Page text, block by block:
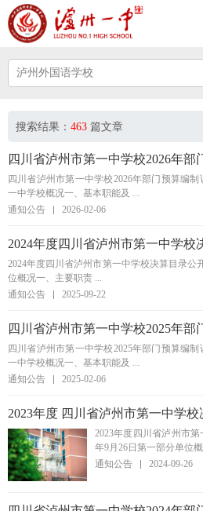
搜索结果： 463 篇文章
四川省泸州市第一中学校2026年部
四川省泸州市第一中学校2026年部门预算编
一中学校概况一、基本职能及 ...
通知公告
2026-02-06
2024年度四川省泸州市第一中学校
2024年度四川省泸州市第一中学校决算目录公
位概况一、主要职责 ...
通知公告
2025-09-22
四川省泸州市第一中学校2025年部
四川省泸州市第一中学校2025年部门预算编
一中学校概况一、基本职能及 ...
通知公告
2025-02-06
2023年度 四川省泸州市第一中学校
2023年度四川省泸州市
年9月26日第一部分单位
通知公告
2024-09-26